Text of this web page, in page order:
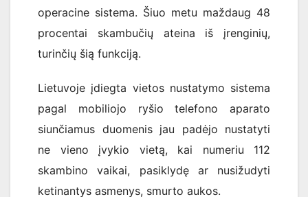
operacine sistema. Šiuo metu maždaug 48
procentai skambučių ateina iš įrenginių,
turinčių šią funkciją.
Lietuvoje įdiegta vietos nustatymo sistema
pagal mobiliojo ryšio telefono aparato
siunčiamus duomenis jau padėjo nustatyti
ne vieno įvykio vietą, kai numeriu 112
skambino vaikai, pasiklydę ar nusižudyti
ketinantys asmenys, smurto aukos.